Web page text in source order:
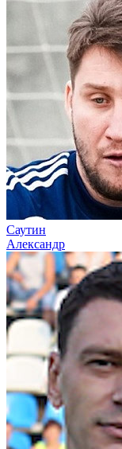
Саутин
Александр